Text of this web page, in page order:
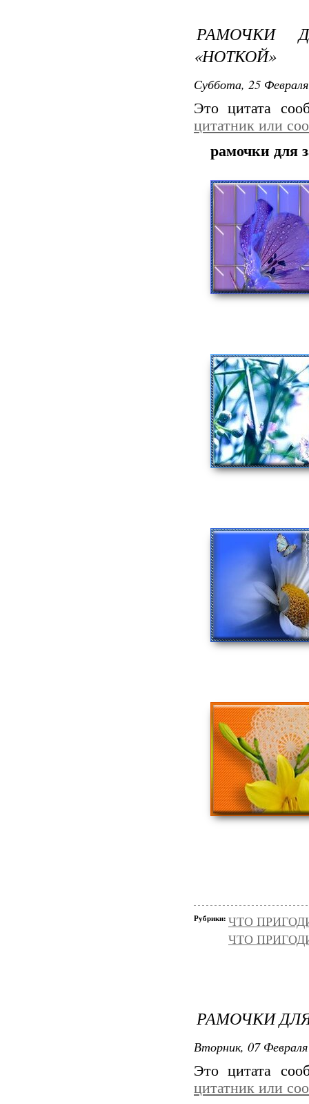
РАМОЧКИ
«НОТКОЙ»
Суббота, 25
Это цитата
цитатник или
рамочки для
Рубрики: ЧТО
ЧТО
РАМОЧКИ
Вторник, 07
Это цитата
цитатник или